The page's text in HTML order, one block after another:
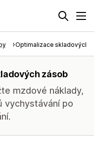
Optimalizace skladových
zásob
mzdové náklady,
vychystávání po